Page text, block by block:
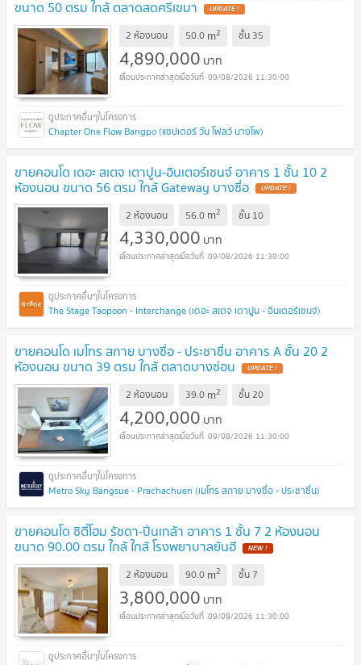
ขนาด 50 ตรม ใกล้ ตลาดสดศรีเขมา UPDATE !
2 ห้องนอน 50.0 m2 ชั้น 35
4,890,000 บาท
09/08/2026 11:30:00
Chapter One Flow Bangpo (แชปเตอร์ วัน โฟลว์ บางโพ)
ขายคอนโด เดอะ สเตจ เตาปูน-อินเตอร์เชนจ์ อาคาร 1 ชั้น 10 2
ห้องนอน ขนาด 56 ตรม ใกล้ Gateway บางซื่อ UPDATE !
2 ห้องนอน 56.0 m2 ชั้น 10
4,330,000 บาท
09/08/2026 11:30:00
The Stage Taopoon - Interchange (เดอะ สเตจ เตาปูน - อินเตอร์เชนจ์)
ขายคอนโด เมโทร สกาย บางซื่อ - ประชาชื่น อาคาร A ชั้น 20 2
ห้องนอน ขนาด 39 ตรม ใกล้ ตลาดบางซ่อน UPDATE !
2 ห้องนอน 39.0 m2 ชั้น20
4,200,000 บาท
09/08/2026 11:30:00
Metro Sky Bangsue - Prachachuen (เมโทร สกาย บางซื่อ - ประชาชื่น)
ขายคอนโด ซิตี้โฮม รัชดา-ปิ่นเกล้า อาคาร 1 ชั้น 7 2 ห้องนอน
ขนาด 90.00 ตรม ใกล้ ใกล้ โรงพยาบาลยันฮี NEW !
2 ห้องนอน 90.0 m2 ชั้น 7
3,800,000 บาท
09/08/2026 11:30:00